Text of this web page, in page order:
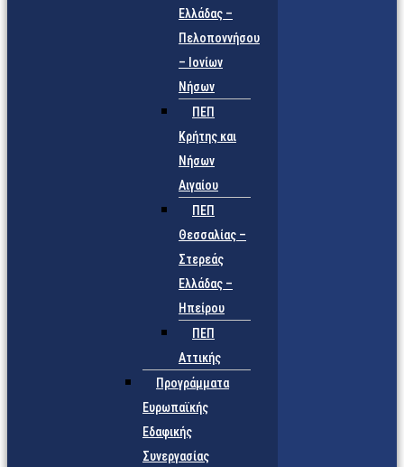
Ελλάδας –
Πελοποννήσου
– Ιονίων
Νήσων
ΠΕΠ
Κρήτης και
Νήσων
Αιγαίου
ΠΕΠ
Θεσσαλίας –
Στερεάς
Ελλάδας –
Ηπείρου
ΠΕΠ
Αττικής
Προγράμματα
Ευρωπαϊκής
Εδαφικής
Συνεργασίας